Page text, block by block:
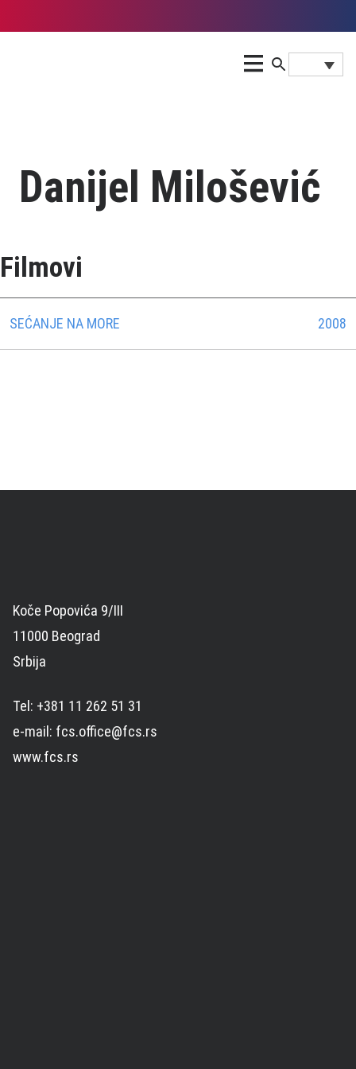
Daniјel Milošević
Filmovi
SEĆANJE NA MORE 2008
Koče Popovića 9/III
11000 Beograd
Srbija
Tel: +381 11 262 51 31
e-mail: fcs.office@fcs.rs
www.fcs.rs